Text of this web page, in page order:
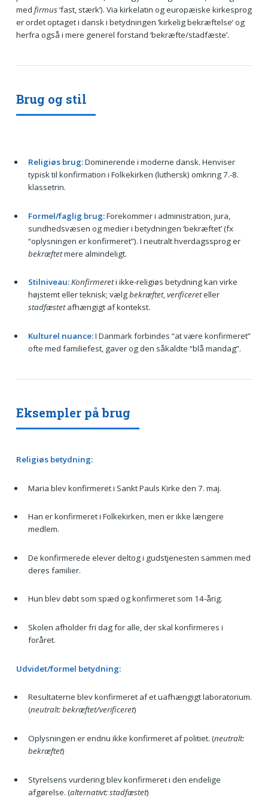
med firmus‘fast, stærk’). Via kirkelatin og europæiske kirkesprog
er ordet optaget i dansk i betydningen ‘kirkelig bekræftelse’ og
herfra også i mere generel forstand ‘bekræfte/stadfæste’.
Brug og stil
Religiøs brug:Dominerende i moderne dansk. Henviser
typisk til konfirmation i Folkekirken (luthersk) omkring 7.-8.
klassetrin.
Formel/faglig brug:Forekommer i administration, jura,
sundhedsvæsen og medier i betydningen ‘bekræftet’ (fx
“oplysningen er konfirmeret”). I neutralt hverdagssprog er
bekræftetmere almindeligt.
Stilniveau:Konfirmereti ikke-religiøs betydning kan virke
højstemt eller teknisk; vælgbekræftet,verificereteller
stadfæstetafhængigt af kontekst.
Kulturel nuance:I Danmark forbindes “at være konfirmeret”
ofte med familiefest, gaver og den såkaldte “blå mandag”.
Eksempler på brug
Religiøs betydning:
Maria blev konfirmeret i Sankt Pauls Kirke den 7. maj.
Han er konfirmeret i Folkekirken, men er ikke længere
medlem.
De konfirmerede elever deltog i gudstjenesten sammen med
deres familier.
Hun blev døbt som spæd og konfirmeret som 14-årig.
Skolen afholder fri dag for alle, der skal konfirmeres i
foråret.
Udvidet/formel betydning:
Resultaterne blev konfirmeret af et uafhængigt laboratorium.
(neutralt: bekræftet/verificeret)
Oplysningen er endnu ikke konfirmeret af politiet. (neutralt:
bekræftet)
Styrelsens vurdering blev konfirmeret i den endelige
afgørelse. (alternativt: stadfæstet)